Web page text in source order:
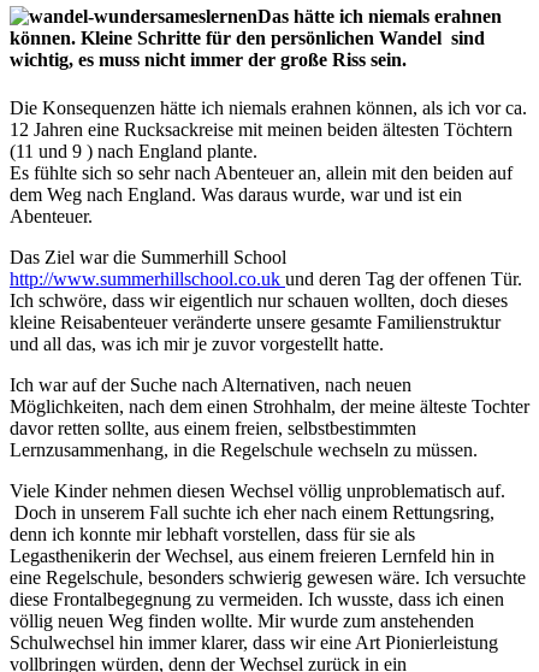
Das hätte ich niemals erahnen
können. Kleine Schritte für den persönlichen Wandel sind
wichtig, es muss nicht immer der große Riss sein.
Die Konsequenzen hätte ich niemals erahnen können, als ich vor ca.
12 Jahren eine Rucksackreise mit meinen beiden ältesten Töchtern
(11 und 9 ) nach England plante.
Es fühlte sich so sehr nach Abenteuer an, allein mit den beiden auf
dem Weg nach England. Was daraus wurde, war und ist ein
Abenteuer.
Das Ziel war die Summerhill School
http://www.summerhillschool.co.uk und deren Tag der offenen Tür.
Ich schwöre, dass wir eigentlich nur schauen wollten, doch dieses
kleine Reisabenteuer veränderte unsere gesamte Familienstruktur
und all das, was ich mir je zuvor vorgestellt hatte.
Ich war auf der Suche nach Alternativen, nach neuen
Möglichkeiten, nach dem einen Strohhalm, der meine älteste Tochter
davor retten sollte, aus einem freien, selbstbestimmten
Lernzusammenhang, in die Regelschule wechseln zu müssen.
Viele Kinder nehmen diesen Wechsel völlig unproblematisch auf.
Doch in unserem Fall suchte ich eher nach einem Rettungsring,
denn ich konnte mir lebhaft vorstellen, dass für sie als
Legasthenikerin der Wechsel, aus einem freieren Lernfeld hin in
eine Regelschule, besonders schwierig gewesen wäre. Ich versuchte
diese Frontalbegegnung zu vermeiden. Ich wusste, dass ich einen
völlig neuen Weg finden wollte. Mir wurde zum anstehenden
Schulwechsel hin immer klarer, dass wir eine Art Pionierleistung
vollbringen würden, denn der Wechsel zurück in ein